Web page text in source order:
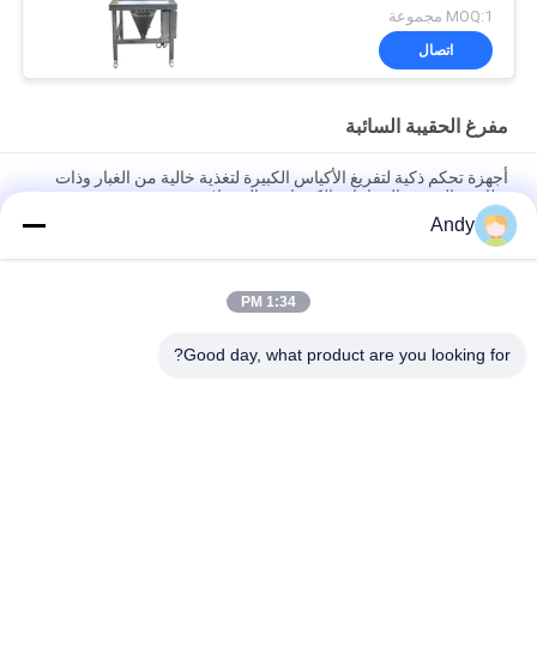
MOQ:1 مجموعة
اتصال
مفرغ الحقيبة السائبة
أجهزة تحكم ذكية لتفريغ الأكياس الكبيرة لتغذية خالية من الغبار وذات
نظافة عالية في الصناعات الكيميائية والصيدلانية
بيئة تشغيل نظيفة وخالية من الغبار، أداة تفريغ أكياس كبيرة متخصصة
للغاية لمناولة المواد
أجهزة تفريغ الأكياس الكبيرة التي تضم محطة تغذية خالية من الغبار
Andy
1:34 PM
Good day, what product are you looking for?